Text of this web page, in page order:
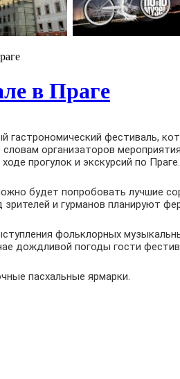
в Праге
гастрономический фестиваль,
организаторов
прогулок и экскурсий по Праге.
будет попробовать лучшие
и гурманов планируют
фольклорных
дождливой погоды гости
пасхальные ярмарки.